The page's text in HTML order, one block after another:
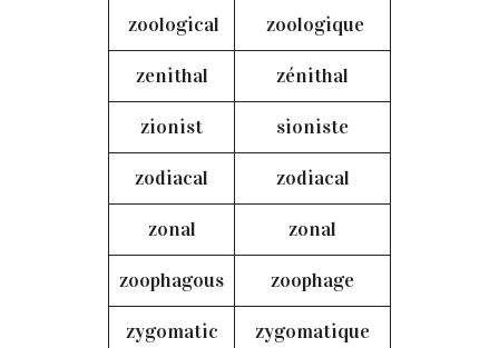
zoological zoologique
zenithal zénithal
zionist sioniste
zodiacal zodiacal
zonal zonal
zoophagous zoophage
zygomatic zygomatique